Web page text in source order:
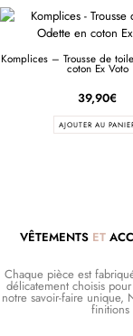
Komplices – Trousse de
coton Ex Voto
39,90€
AJOUTER AU
VÊTEMENTSET
Chaque pièce est
délicatement choisis
notre savoir-faire unique,